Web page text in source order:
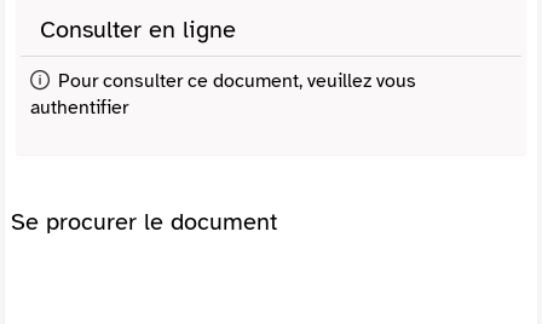
Consulter en ligne
Pour consulter ce document, veuillez vous
authentifier
Se procurer le document